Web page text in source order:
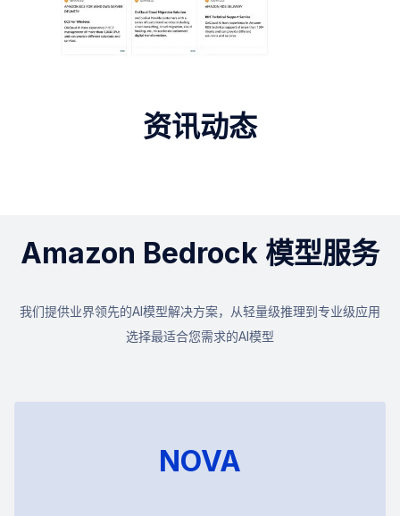
资讯动态
Amazon Bedrock 模型服务
我们提供业界领先的AI模型解决方案，从轻量级推理到专业级应用
选择最适合您需求的AI模型
NOVA